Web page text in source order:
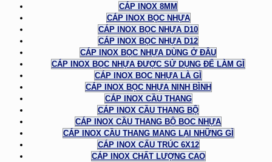
CÁP INOX 8MM
CÁP INOX BỌC NHỰA
CÁP INOX BỌC NHỰA D10
CÁP INOX BỌC NHỰA D12
CÁP INOX BỌC NHỰA DÙNG Ở ĐÂU
CÁP INOX BỌC NHỰA ĐƯỢC SỬ DỤNG ĐỂ LÀM GÌ
CÁP INOX BỌC NHỰA LÀ GÌ
CÁP INOX BỌC NHỰA NINH BÌNH
CÁP INOX CẦU THANG
CÁP INOX CẦU THANG BỘ
CÁP INOX CẦU THANG BỘ BỌC NHỰA
CÁP INOX CẦU THANG MANG LẠI NHỮNG GÌ
CÁP INOX CẤU TRÚC 6X12
CÁP INOX CHẤT LƯỢNG CAO